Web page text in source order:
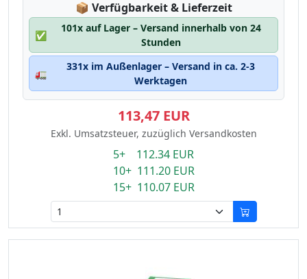
📦 Lagerstatus:
Verfügbarkeit & Lieferzeit
✅
101x auf Lager – Versand innerhalb von 24
Stunden
🚛
331x im Außenlager – Versand in ca. 2-3
Werktagen
113,47 EUR
Exkl. Umsatzsteuer, zuzüglich Versandkosten
5+ 112.34 EUR
10+ 111.20 EUR
15+ 110.07 EUR